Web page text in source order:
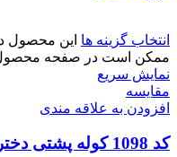
انتخاب گزینه ها این محصول
ممکن است در صفحه محصول
نمایش سریع
مقايسه
افزودن به علاقه مندی
کد 1098 کوله پشتی دخترانه طرح سنتی